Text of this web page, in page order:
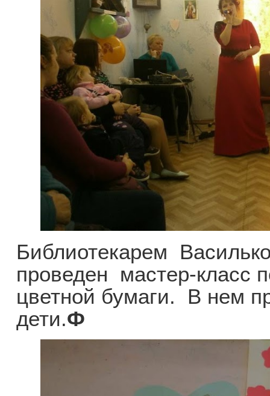
Библиотекарем
проведен мастер-класс
цветной бумаги. В нем
дети.Ф